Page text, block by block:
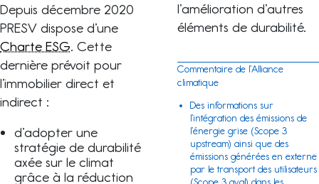
Depuis décembre 2020
PRESV dispose d’une
Charte ESG. Cette
dernière prévoit pour
l’immobilier direct et
indirect :
d’adopter une
stratégie de durabilité
axée sur le climat
grâce à la réduction
l’amélioration d’autres
éléments de durabilité.
Commentaire de l’Alliance
climatique
Des informations sur
l’intégration des émissions de
l’énergie grise (Scope 3
upstream) ainsi que des
émissions générées en externe
par le transport des utilisateurs